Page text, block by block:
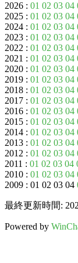
2026 : 01 02 03 04
2025 : 01 02 03 04
2024 : 01 02 03 04
2023 : 01 02 03 04
2022 : 01 02 03 04
2021 : 01 02 03 04
2020 : 01 02 03 04
2019 : 01 02 03 04
2018 : 01 02 03 04
2017 : 01 02 03 04
2016 : 01 02 03 04
2015 : 01 02 03 04
2014 : 01 02 03 04
2013 : 01 02 03 04
2012 : 01 02 03 04
2011 : 01 02 03 04
2010 : 01 02 03 04
2009 : 01 02 03 04
最終更新時間:
Powered by